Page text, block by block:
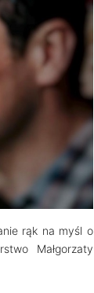
rąk na myśl o
Małgorzaty